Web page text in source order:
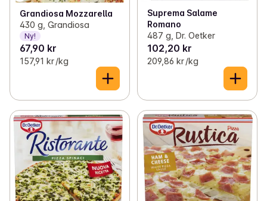
Grandiosa Mozzarella
430 g, Grandiosa
Ny!
67,90 kr
157,91 kr /kg
Suprema Salame
Romano
487 g, Dr. Oetker
102,20 kr
209,86 kr /kg